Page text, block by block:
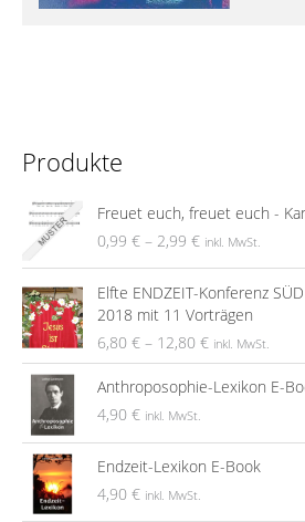
Produkte
Freuet euch, freuet euch -
0,99€ – 2,99€ inkl. MwSt.
Elfte ENDZEIT-Konferenz
2018 mit 11 Vorträgen
6,80€ – 12,80€ inkl. MwSt.
Anthroposophie-Lexikon E-
4,90€ inkl. MwSt.
Endzeit-Lexikon E-Book
4,90€ inkl. MwSt.